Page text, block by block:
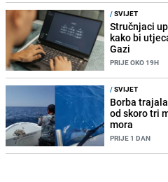
/SVIJET
Stručnjaci
kako bi
Gazi
PRIJE OKO 19H
/SVIJET
Borba
od skoro tri
mora
PRIJE 1 DAN